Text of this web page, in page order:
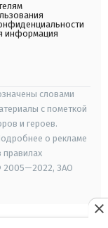
информация
словами
с пометкой
и героев.
о рекламе
правилах
2005—2022, ЗАО